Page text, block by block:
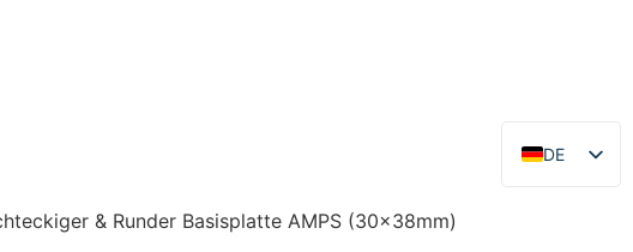
DE
EN
& Runder Basisplatte AMPS (30x38mm)